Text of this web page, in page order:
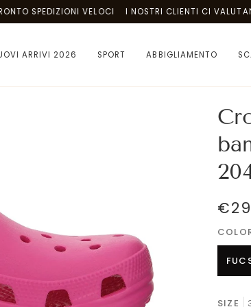
VELOCI I NOSTRI CLIENTI CI VALUTANO
ARRIVI 2026 SPORT ABBIGLIAMENTO
SIZE